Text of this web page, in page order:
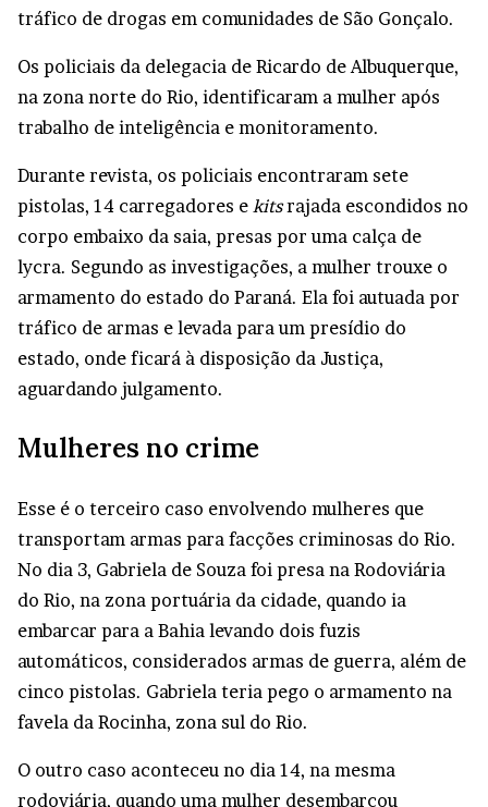
tráfico de drogas em comunidades de São Gonçalo.
Os policiais da delegacia de Ricardo de Albuquerque,
na zona norte do Rio, identificaram a mulher após
trabalho de inteligência e monitoramento.
Durante revista, os policiais encontraram sete
pistolas, 14 carregadores e kitsrajada escondidos no
corpo embaixo da saia, presas por uma calça de
lycra. Segundo as investigações, a mulher trouxe o
armamento do estado do Paraná. Ela foi autuada por
tráfico de armas e levada para um presídio do
estado, onde ficará à disposição da Justiça,
aguardando julgamento.
Mulheres no crime
Esse é o terceiro caso envolvendo mulheres que
transportam armas para facções criminosas do Rio.
No dia 3, Gabriela de Souza foi presa na Rodoviária
do Rio, na zona portuária da cidade, quando ia
embarcar para a Bahia levando dois fuzis
automáticos, considerados armas de guerra, além de
cinco pistolas. Gabriela teria pego o armamento na
favela da Rocinha, zona sul do Rio.
O outro caso aconteceu no dia 14, na mesma
rodoviária, quando uma mulher desembarcou